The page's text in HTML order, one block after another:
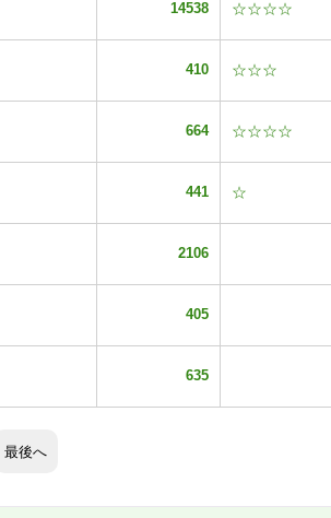
14538 ☆☆☆☆
410 ☆☆☆
664 ☆☆☆☆
441 ☆
2106
405
635
最後へ